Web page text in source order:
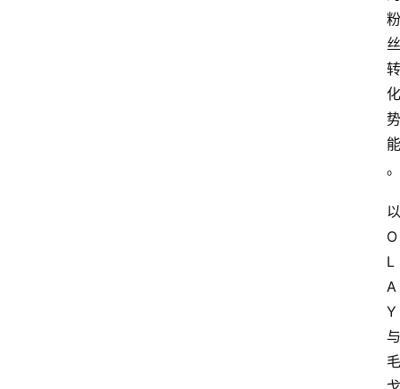
粉
丝
转
化
势
能
。
以
O
L
A
Y
与
毛